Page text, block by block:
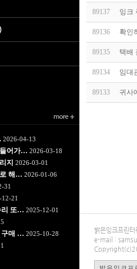
2026-04-13
어가… 2026-03-18
지 2026-03-01
해… 2026-01-06
31
21
리 또… 2025-12-01
구매 … 2025-10-28
89137 잉크
89136 확인
89135 택배
89134 임대
89133 귀사
밝은잉크프
e-mail :